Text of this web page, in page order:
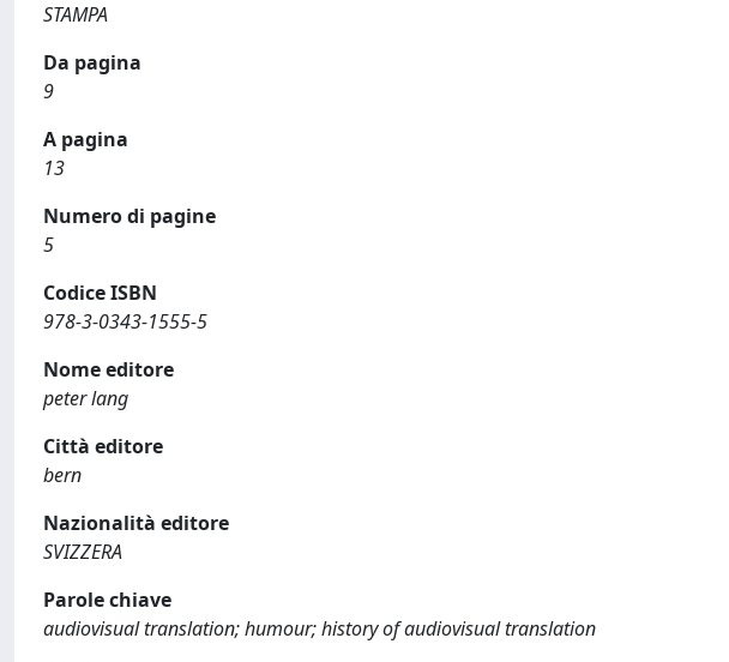
STAMPA
Da pagina
9
A pagina
13
Numero di pagine
5
Codice ISBN
978-3-0343-1555-5
Nome editore
peter lang
Città editore
bern
Nazionalità editore
SVIZZERA
Parole chiave
audiovisual translation; humour; history of audiovisual translation